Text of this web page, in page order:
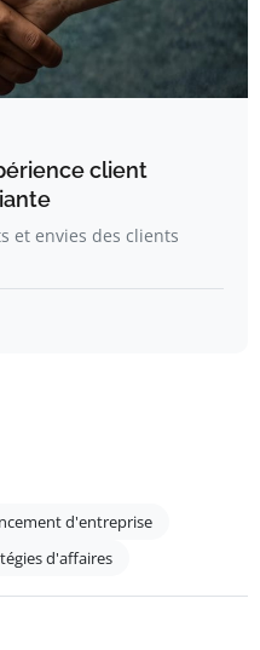
client
et envies des clients
d'entreprise
d'affaires